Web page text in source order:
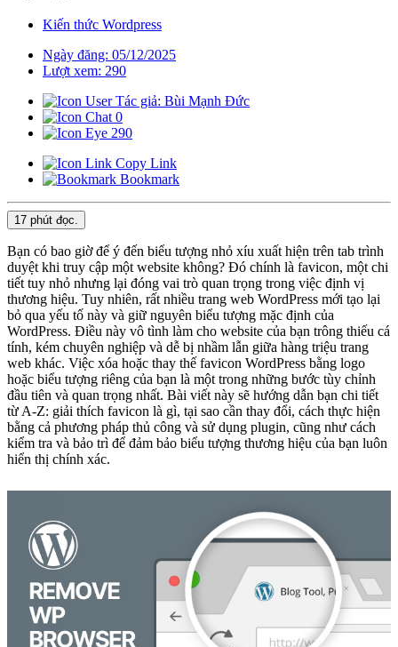
Kiến thức Wordpress
Ngày đăng: 05/12/2025
Lượt xem: 290
Tác giả: Bùi Mạnh Đức
0
290
Copy Link
Bookmark
17 phút đọc.
Bạn có bao giờ để ý đến biểu tượng nhỏ xíu xuất hiện trên tab trình
duyệt khi truy cập một website không? Đó chính là favicon, một chi
tiết tuy nhỏ nhưng lại đóng vai trò quan trọng trong việc định vị
thương hiệu. Tuy nhiên, rất nhiều trang web WordPress mới tạo lại
bỏ qua yếu tố này và giữ nguyên biểu tượng mặc định của
WordPress. Điều này vô tình làm cho website của bạn trông thiếu cá
tính, kém chuyên nghiệp và dễ bị nhầm lẫn giữa hàng triệu trang
web khác. Việc xóa hoặc thay thế favicon WordPress bằng logo
hoặc biểu tượng riêng của bạn là một trong những bước tùy chỉnh
đầu tiên và quan trọng nhất. Bài viết này sẽ hướng dẫn bạn chi tiết
từ A-Z: giải thích favicon là gì, tại sao cần thay đổi, cách thực hiện
bằng cả phương pháp thủ công và sử dụng plugin, cũng như cách
kiểm tra và bảo trì để đảm bảo biểu tượng thương hiệu của bạn luôn
hiển thị chính xác.